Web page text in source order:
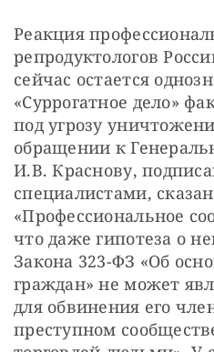
Реакция
репродуктологов
сейчас остается
«Суррогатное дело»
под угрозу
обращении к
И.В. Краснову,
специалистами,
«Профессиональное
что даже гипотеза о
Закона 323-ФЗ «Об
граждан» не может
для обвинения его
преступном